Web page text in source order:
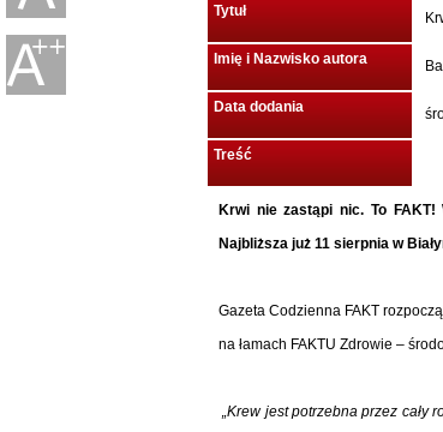
Tytuł
Imię i Nazwisko autora
Data dodania
Treść
Krwi nie zastąpi nic. To FAKT!
Najbliższa już 11 sierpnia w
Gazeta Codzienna FAKT
na łamach FAKTU Zdrowie –
„Krew jest potrzebna przez cały